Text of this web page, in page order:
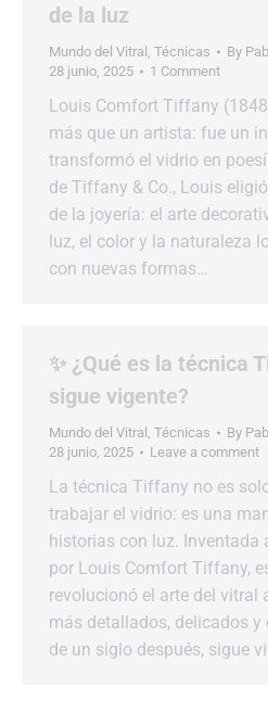
de la luz
Mundo del Vitral , Técnicas By
28 junio, 2025
1 Comment
Louis Comfort Tiffany
más que un artista: fue un
transformó el vidrio en
de Tiffany & Co., Louis
de la joyería: el arte
luz, el color y la naturaleza
con nuevas formas…
✨ ¿Qué es la técnica
sigue vigente?
Mundo del Vitral , Técnicas By
28 junio, 2025
Leave a comment
La técnica Tiffany no es
trabajar el vidrio: es una
historias con luz. Inventada
por Louis Comfort Tiffany,
revolucionó el arte del vitral
más detallados, delicados y
de un siglo después, sigue